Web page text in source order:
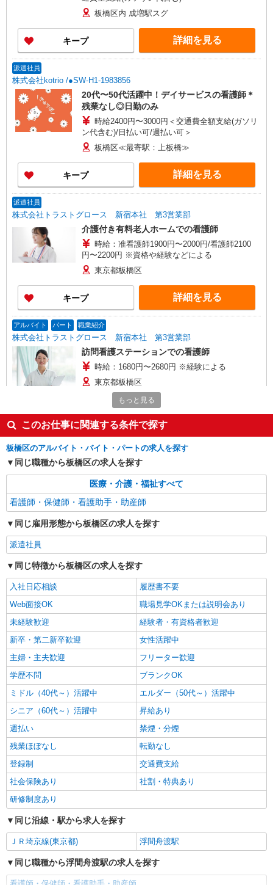
板橋区内 成増駅スグ
キープ 詳細を見る
派遣社員
株式会社kotrio /●SW-H1-1983856
20代〜50代活躍中！デイサービスの看護師＊
残業なし◎日勤のみ
時給2400円〜3000円＜交通費全額支給(ガソリ
ン代含む)/日払い可/週払い可＞
板橋区≪最寄駅：上板橋≫
キープ 詳細を見る
派遣社員
株式会社トラストグロース 新宿本社 第3営業部
介護付き有料老人ホームでの看護師
時給：准看護師1900円〜2000円/看護師2100
円〜2200円 ※資格や経験などによる
東京都板橋区
キープ 詳細を見る
アルバイト パート 職業紹介
株式会社トラストグロース 新宿本社 第3営業部
訪問看護ステーションでの看護師
時給：1680円〜2680円 ※経験による
東京都板橋区
派遣社員
株式会社kotrio /●SW-H1-2098856
上板橋駅＊サ高住＊シフト融通が利くため子育
て世代から大人気♪
時給2400円〜3000円 ＜日払い有/週払い有/交
通費全支給(ガソリン代含む)＞
板橋区≪最寄駅：上板橋≫
職業紹介
株式会社kotrio /●SW-S-2097558
≪正社員≫高島平駅＊看護助手としてキャリア
を築くチャンス！
【正社員】月給240,000〜400,000円 ・基本
給：200,000円〜220,000円 ・資格手当：10,000〜
30,000円 ・役職手当：10,000〜70,000円 ・処遇改
善手当：20,000〜60,000円（勤続年数、保有資格
により変動） ・固定残業手当：20,000円（10時
間） ※固定残業時間を超過する場合には超過勤務
手当として別途支給 ・夜勤手当：10,000円/1回
（上記給与とは別に支給） 下記資格をお持ちの方
歓迎 ・認知症介護基礎研修 ・初任者研修 ・実務
者研修 ・介護福祉士 など
東京都板橋区
詳細を見る
派遣社員
株式会社kotrio /●SW-H1-2100331
高島平駅｜家庭と両立できる＊デイサービス看
護師【夜勤なし】
時給2400円〜3000円 ＜日払い有/週払い有/交
通費全支給(ガソリン代含む)＞
キープ
派遣社員
株式会社kotrio /●SW-H1-2100329
成増駅｜家庭と両立できる＊デイサービス看護
師【夜勤なし】
もっと見る
このお仕事に関連する条件で探す
板橋区のアルバイト・バイト・パートの求人を探す
同じ職種から板橋区の求人を探す
医療・介護・福祉すべて
看護師・保健師・看護助手・助産師
同じ雇用形態から板橋区の求人を探す
派遣社員
同じ特徴から板橋区の求人を探す
入社日応相談
履歴書不要
Web面接OK
職場見学OKまたは説明会あり
未経験歓迎
経験者・有資格者歓迎
新卒・第二新卒歓迎
女性活躍中
主婦・主夫歓迎
フリーター歓迎
学歴不問
ブランクOK
ミドル（40代～）活躍中
エルダー（50代～）活躍中
シニア（60代～）活躍中
昇給あり
週払い
禁煙・分煙
残業ほぼなし
転勤なし
登録制
交通費支給
社会保険あり
社割・特典あり
研修制度あり
同じ沿線・駅から求人を探す
ＪＲ埼京線(東京都) 浮間舟渡駅
同じ職種から浮間舟渡駅の求人を探す